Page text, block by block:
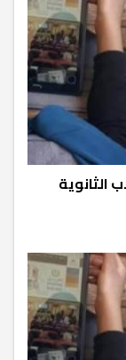
الثانوية